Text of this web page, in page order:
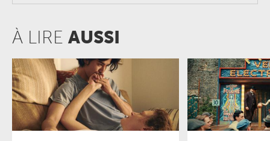
À LIRE AUSSI